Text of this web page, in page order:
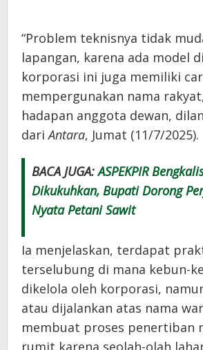
“Problem teknisnya tidak
lapangan, karena ada model
korporasi ini juga memiliki
mempergunakan nama
hadapan anggota dewan,
dariAntara, Jumat (11/7/2025).
BACA JUGA:ASPEKPIR
Dikukuhkan, Bupati Dorong
Nyata Petani Sawit
Ia menjelaskan, terdapat
terselubung di mana kebun-
dikelola oleh korporasi,
atau dijalankan atas nama
membuat proses penertiban
rumit karena seolah-olah